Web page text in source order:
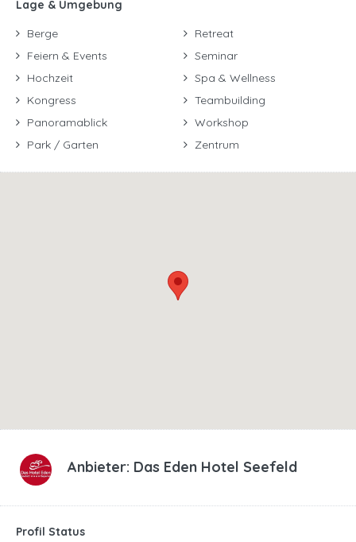
Lage & Umgebung
Berge
Feiern & Events
Hochzeit
Kongress
Panoramablick
Park / Garten
Retreat
Seminar
Spa & Wellness
Teambuilding
Workshop
Zentrum
Anbieter: Das Eden Hotel Seefeld
Profil Status